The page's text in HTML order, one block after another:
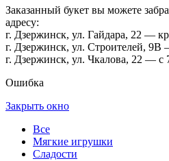
Заказанный букет вы можете
адресу:
г. Дзержинск, ул. Гайдара, 22 —
г. Дзержинск, ул. Строителей, 9В
г. Дзержинск, ул. Чкалова, 22 — с
Ошибка
Закрыть окно
Все
Мягкие игрушки
Сладости